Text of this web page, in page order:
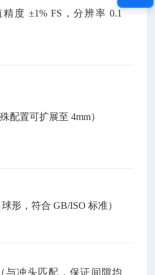
度 ±1% FS，分辨率 0.1
配置可扩展至 4mm）
形，符合 GB/ISO 标准）
与冲头匹配，保证间隙均